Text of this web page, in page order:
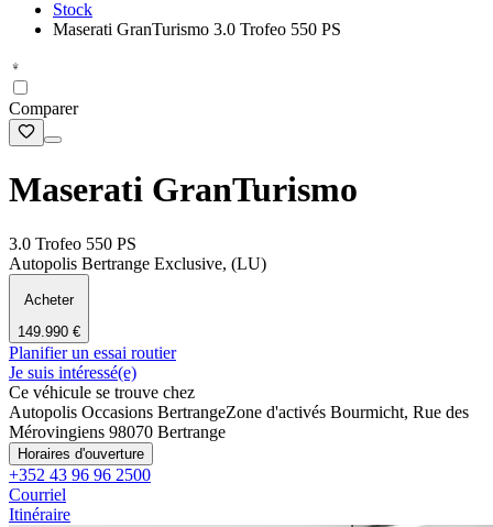
Stock
Maserati GranTurismo 3.0 Trofeo 550 PS
Comparer
Maserati GranTurismo
3.0 Trofeo 550 PS
Autopolis Bertrange Exclusive, (LU)
Acheter
149.990 €
Planifier un essai routier
Je suis intéressé(e)
Ce véhicule se trouve chez
Autopolis Occasions BertrangeZone d'activés Bourmicht, Rue des
Mérovingiens 98070 Bertrange
Horaires d'ouverture
+352 43 96 96 2500
Courriel
Itinéraire